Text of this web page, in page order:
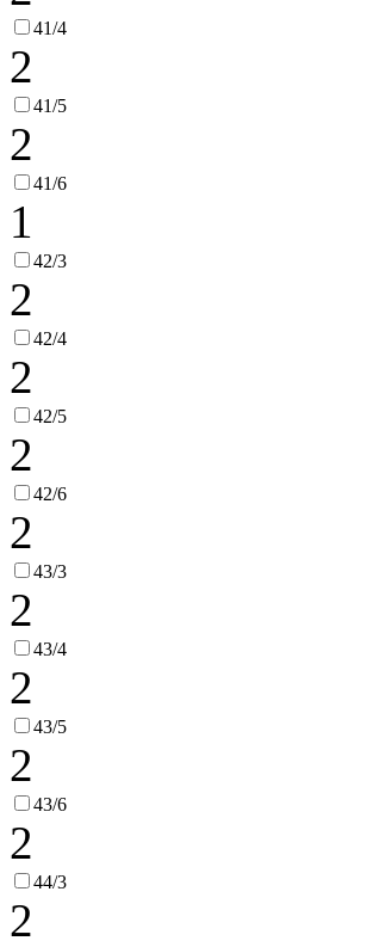
41/4
2
41/5
2
41/6
1
42/3
2
42/4
2
42/5
2
42/6
2
43/3
2
43/4
2
43/5
2
43/6
2
44/3
2